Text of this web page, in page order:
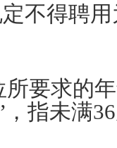
得聘用
要求的
，指未满